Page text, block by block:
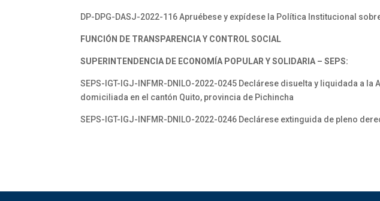
DP-DPG-DASJ-2022-116 Apruébese y expídese la Política Institucional
FUNCIÓN DE TRANSPARENCIA Y CONTROL SOCIAL
SUPERINTENDENCIA DE ECONOMÍA POPULAR Y SOLIDARIA – SEPS:
SEPS-IGT-IGJ-INFMR-DNILO-2022-0245 Declárese disuelta y liquidada a
domiciliada en el cantón Quito, provincia de Pichincha
SEPS-IGT-IGJ-INFMR-DNILO-2022-0246 Declárese extinguida de pleno